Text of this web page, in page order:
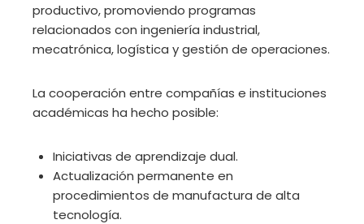
productivo, promoviendo programas
relacionados con ingeniería industrial,
mecatrónica, logística y gestión de operaciones.
La cooperación entre compañías e instituciones
académicas ha hecho posible:
Iniciativas de aprendizaje dual.
Actualización permanente en
procedimientos de manufactura de alta
tecnología.